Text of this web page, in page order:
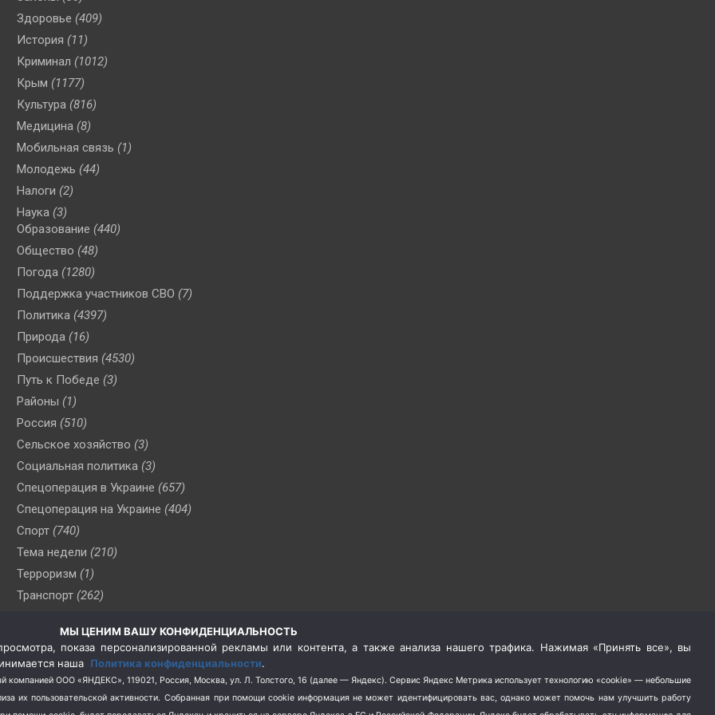
Здоровье (409)
История (11)
Криминал (1012)
Крым (1177)
Культура (816)
Медицина (8)
Мобильная связь (1)
Молодежь (44)
Налоги (2)
Наука (3)
Образование (440)
Общество (48)
Погода (1280)
Поддержка участников СВО (7)
Политика (4397)
Природа (16)
Происшествия (4530)
Путь к Победе (3)
Районы (1)
Россия (510)
Сельское хозяйство (3)
Социальная политика (3)
Спецоперация в Украине (657)
Спецоперация на Украине (404)
Спорт (740)
Тема недели (210)
Терроризм (1)
Транспорт (262)
(76)
Цены (2)
Школа и спорт (2)
Экология (8)
МЫ ЦЕНИМ ВАШУ КОНФИДЕНЦИАЛЬНОСТЬ
показа персонализированной рекламы или контента, а также анализа нашего трафика. Нажимая «Принять все», вы
наша Политика конфиденциальности.
компанией ООО «ЯНДЕКС», 119021, Россия, Москва, ул. Л. Толстого, 16 (далее — Яндекс). Сервис Яндекс Метрика использует технологию «cookie» — небольшие
их пользовательской активности. Собранная при помощи cookie информация не может идентифицировать вас, однако может помочь нам улучшить работу